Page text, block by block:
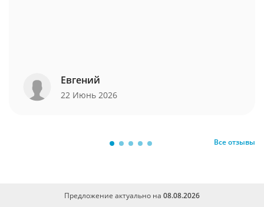
Евгений
22 Июнь 2026
Все отзывы
Предложение актуально на 08.08.2026